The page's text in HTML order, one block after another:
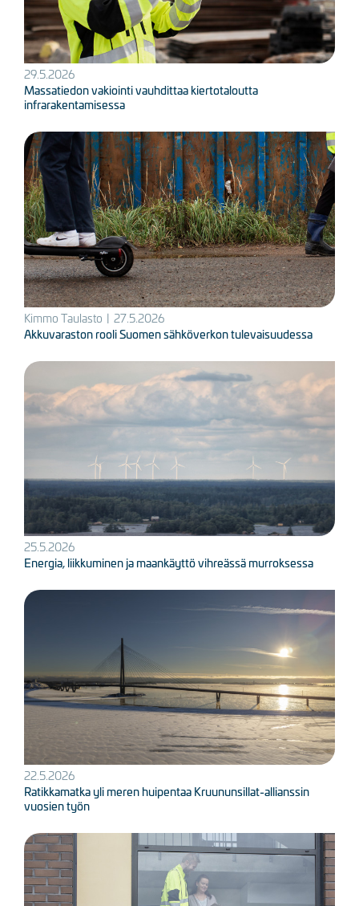
29.5.2026
Massatiedon vakiointi vauhdittaa kiertotaloutta
infrarakentamisessa
Kuva
Kimmo Taulasto | 27.5.2026
Akkuvaraston rooli Suomen sähköverkon tulevaisuudessa
Kuva
25.5.2026
Energia, liikkuminen ja maankäyttö vihreässä murroksessa
Kuva
22.5.2026
Ratikkamatka yli meren huipentaa Kruununsillat-allianssin
vuosien työn
Kuva